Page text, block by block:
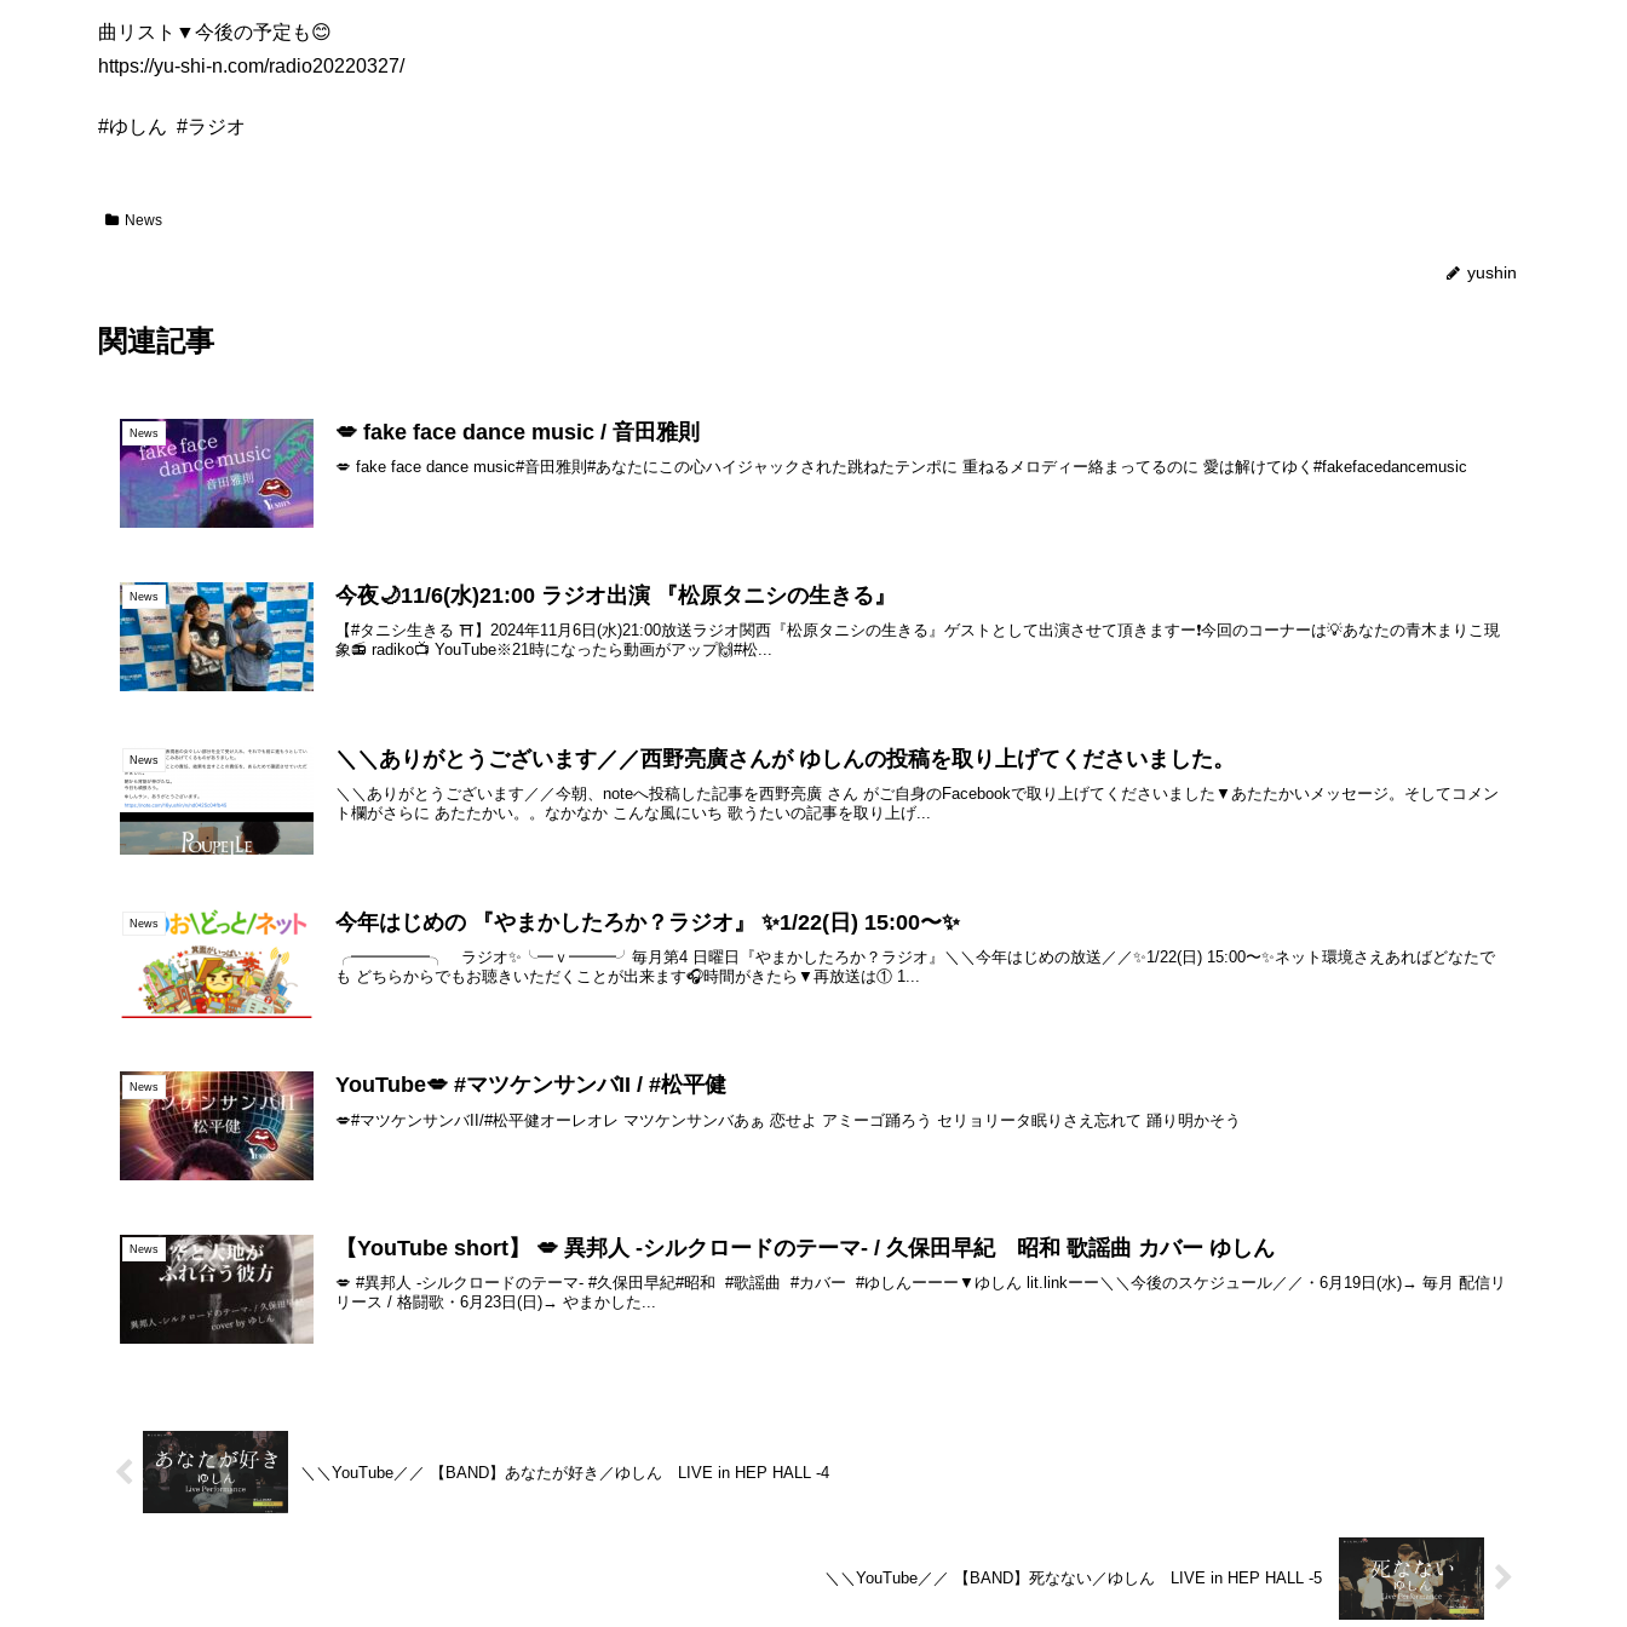
曲リスト▼今後の予定も😊
https://yu-shi-n.com/radio20220327/
#ゆしん #ラジオ
News
yushin
関連記事
News 💋 fake face dance music / 音田雅則
💋 fake face dance music#音田雅則#あなたにこの心ハイジャックされた跳ねたテンポに 重ねるメロディー絡まってるのに 愛は解けてゆく#fakefacedancemusic
News 今夜🌙11/6(水)21:00 ラジオ出演 『松原タニシの生きる』
【#タニシ生きる ⛩】2024年11月6日(水)21:00放送ラジオ関西『松原タニシの生きる』ゲストとして出演させて頂きますー❗️今回のコーナーは💡あなたの青木まりこ現
象📻 radiko📺 YouTube※21時になったら動画がアップ🙌#松...
News ＼＼ありがとうございます／／西野亮廣さんが ゆしんの投稿を取り上げてくださいました。
＼＼ありがとうございます／／今朝、noteへ投稿した記事を西野亮廣 さん がご自身のFacebookで取り上げてくださいました▼あたたかいメッセージ。そしてコメン
ト欄がさらに あたたかい。。なかなか こんな風にいち 歌うたいの記事を取り上げ...
News 今年はじめの 『やまかしたろか？ラジオ』 ✨1/22(日) 15:00〜✨
╭━━━━━╮ ラジオ✨╰━ｖ━━━╯毎月第4 日曜日『やまかしたろか？ラジオ』＼＼今年はじめの放送／／✨1/22(日) 15:00〜✨ネット環境さえあればどなたで
も どちらからでもお聴きいただくことが出来ます🎧時間がきたら▼再放送は① 1...
News YouTube💋 #マツケンサンバII / #松平健
💋#マツケンサンバII/#松平健オーレオレ マツケンサンバあぁ 恋せよ アミーゴ踊ろう セリョリータ眠りさえ忘れて 踊り明かそう
News 【YouTube short】 💋 異邦人 -シルクロードのテーマ- / 久保田早紀 昭和 歌謡曲 カバー ゆしん
💋 #異邦人 -シルクロードのテーマ- #久保田早紀#昭和 #歌謡曲 #カバー #ゆしんーーー▼ゆしん lit.linkーー＼＼今後のスケジュール／／・6月19日(水)→ 毎月 配信リ
リース / 格闘歌・6月23日(日)→ やまかした...
＼＼YouTube／／ 【BAND】あなたが好き／ゆしん LIVE in HEP HALL -4
＼＼YouTube／／ 【BAND】死なない／ゆしん LIVE in HEP HALL -5